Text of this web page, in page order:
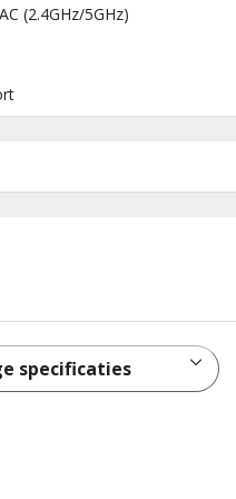
(2.4GHz/5GHz)
specificaties